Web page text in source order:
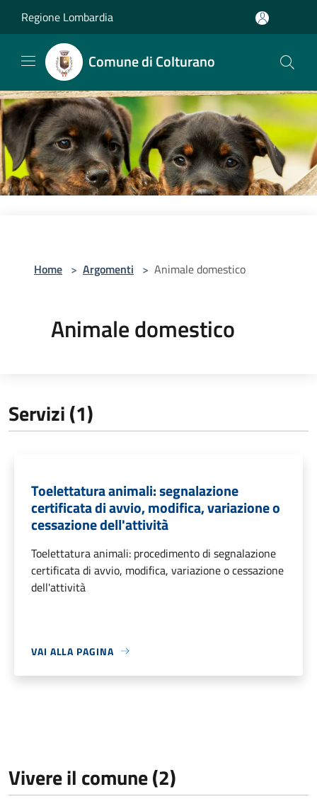
Regione Lombardia
Comune di Colturano
Home > Argomenti > Animale domestico
Animale domestico
Servizi (1)
Toelettatura animali: segnalazione
certificata di avvio, modifica, variazione o
cessazione dell'attività
Toelettatura animali: procedimento di segnalazione
certificata di avvio, modifica, variazione o cessazione
dell'attività
VAI ALLA PAGINA
Vivere il comune (2)